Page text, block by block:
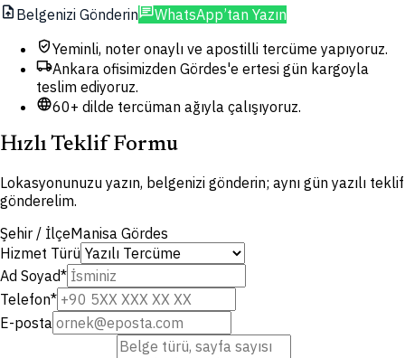
upload_file Belgenizi GönderinchatWhatsApp’tan Yazın
verified_userYeminli, noter onaylı ve apostilli tercüme yapıyoruz.
local_shippingAnkara ofisimizden Gördes'e ertesi gün kargoyla
teslim ediyoruz.
language60+ dilde tercüman ağıyla çalışıyoruz.
Hızlı Teklif Formu
Lokasyonunuzu yazın, belgenizi gönderin; aynı gün yazılı teklif
gönderelim.
Şehir / İlçeManisa Gördes
Hizmet Türü
Ad Soyad*
Telefon*
E-posta